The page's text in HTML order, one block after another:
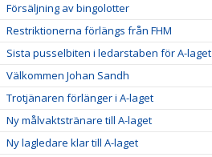
Försäljning av bingolotter
Restriktionerna förlängs från FHM
Sista pusselbiten i ledarstaben för A-laget
Välkommen Johan Sandh
Trotjänaren förlänger i A-laget
Ny målvaktstränare till A-laget
Ny lagledare klar till A-laget